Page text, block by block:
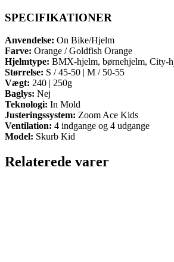
SPECIFIKATIONER
Anvendelse: On Bike/Hjelm
Farve: Orange / Goldfish Orange
Hjelmtype: BMX-hjelm, børnehjelm, City-
Størrelse: S / 45-50 | M / 50-55
Vægt: 240 | 250g
Baglys: Nej
Teknologi: In Mold
Justeringssystem: Zoom Ace Kids
Ventilation: 4 indgange og 4 udgange
Model: Skurb Kid
Relaterede varer